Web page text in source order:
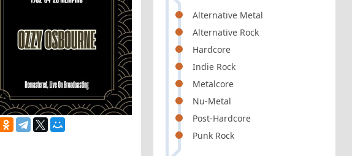
Alternative Metal
Alternative Rock
Hardcore
Indie Rock
Metalcore
Nu-Metal
Post-Hardcore
Punk Rock